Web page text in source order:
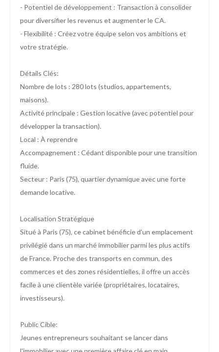
- Potentiel de développement : Transaction à consolider
pour diversifier les revenus et augmenter le CA.
- Flexibilité : Créez votre équipe selon vos ambitions et
votre stratégie.
Détails Clés:
Nombre de lots : 280 lots (studios, appartements,
maisons).
Activité principale : Gestion locative (avec potentiel pour
développer la transaction).
Local : À reprendre
Accompagnement : Cédant disponible pour une transition
fluide.
Secteur : Paris (75), quartier dynamique avec une forte
demande locative.
Localisation Stratégique
Situé à Paris (75), ce cabinet bénéficie d'un emplacement
privilégié dans un marché immobilier parmi les plus actifs
de France. Proche des transports en commun, des
commerces et des zones résidentielles, il offre un accès
facile à une clientèle variée (propriétaires, locataires,
investisseurs).
Public Cible:
Jeunes entrepreneurs souhaitant se lancer dans